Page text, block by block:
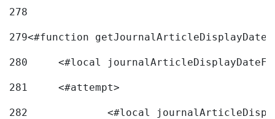
278
279<#function
280
<#local
281
	<#attempt>
282
<#local